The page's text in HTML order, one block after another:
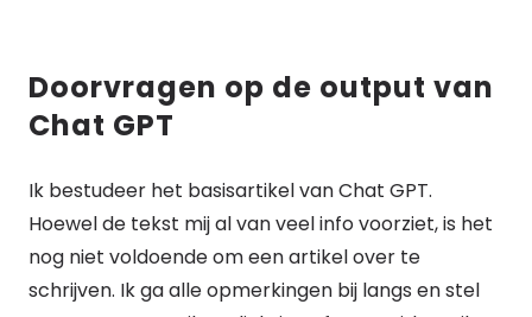
Doorvragen op de output van
Chat GPT
Ik bestudeer het basisartikel van Chat GPT.
Hoewel de tekst mij al van veel info voorziet, is het
nog niet voldoende om een artikel over te
schrijven. Ik ga alle opmerkingen bij langs en stel